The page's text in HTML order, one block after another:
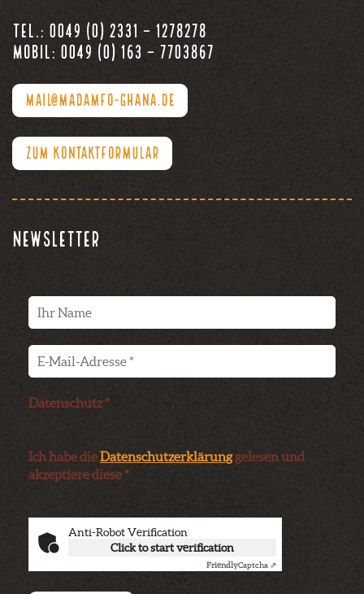
Tel.: 0049 (0) 2331 – 1278278
Mobil: 0049 (0) 163 – 7703867
MAIL@MADAMFO-GHANA.DE
ZUM KONTAKTFORMULAR
Newsletter
Datenschutz *
Ich habe dieDatenschutzerklärunggelesen und
akzeptiere diese *
Anti-Robot Verification
Click to start verification
FriendlyCaptcha ⇗